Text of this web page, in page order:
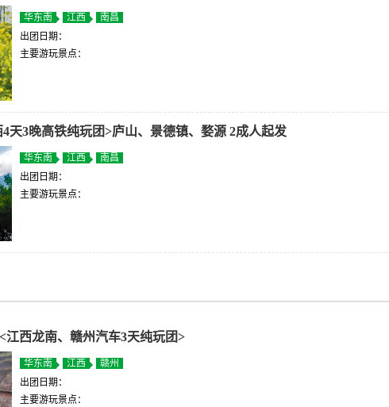
华东南 江西
南昌
出团日期：
主要游玩景点：
4天3晚高铁纯玩团>庐山、景德镇、婺源 2成人起发
华东南 江西
南昌
出团日期：
主要游玩景点：
江西龙南、赣州汽车3天纯玩团>
华东南 江西
赣州
出团日期：
主要游玩景点：